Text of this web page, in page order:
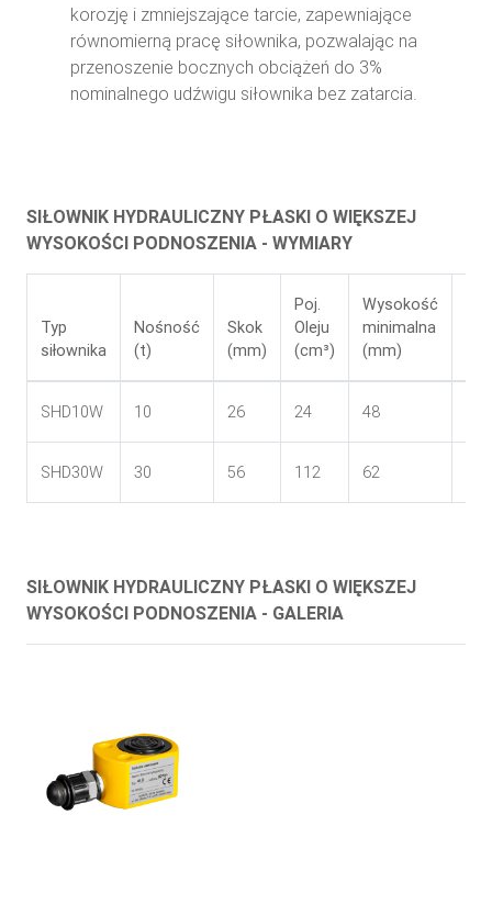
korozję i zmniejszające tarcie, zapewniające
równomierną pracę siłownika, pozwalając na
przenoszenie bocznych obciążeń do 3%
nominalnego udźwigu siłownika bez zatarcia.
SIŁOWNIK HYDRAULICZNY PŁASKI O WIĘKSZEJ
WYSOKOŚCI PODNOSZENIA - WYMIARY
Typ
siłownika
Nośność
(t)
Skok
(mm)
Poj.
Oleju
(cm³)
Wysokość
minimalna
(mm)
SHD10W 10 26 24 48
SHD30W 30 56 112 62
SIŁOWNIK HYDRAULICZNY PŁASKI O WIĘKSZEJ
WYSOKOŚCI PODNOSZENIA - GALERIA